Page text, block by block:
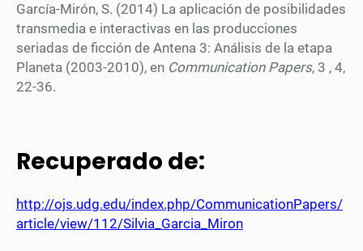
García-Mirón, S. (2014) La aplicación de posibilidades
transmedia e interactivas en las producciones
seriadas de ficción de Antena 3: Análisis de la etapa
Planeta (2003-2010), en Communication Papers, 3 , 4,
22-36.
Recuperado de:
http://ojs.udg.edu/index.php/CommunicationPapers/
article/view/112/Silvia_Garcia_Miron